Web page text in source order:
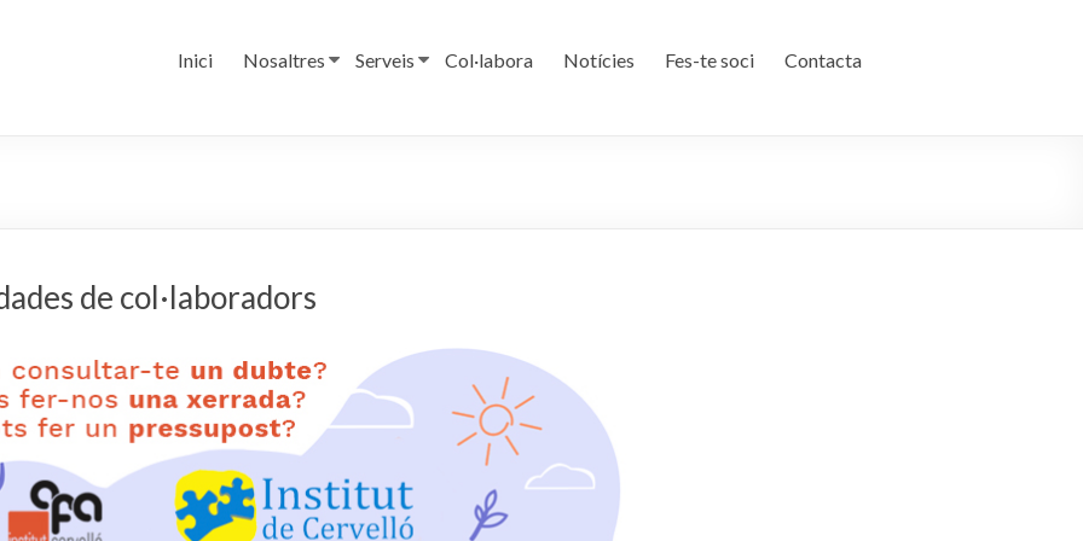
Inici Nosaltres Serveis Col·labora Notícies Fes-te soci Contacta
de col·laboradors